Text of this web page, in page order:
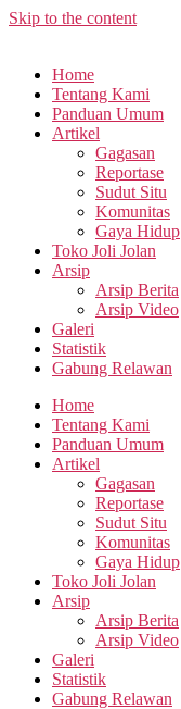
Skip to the content
Home
Tentang Kami
Panduan Umum
Artikel
Gagasan
Reportase
Sudut Situ
Komunitas
Gaya Hidup
Toko Joli Jolan
Arsip
Arsip Berita
Arsip Video
Galeri
Statistik
Gabung Relawan
Home
Tentang Kami
Panduan Umum
Artikel
Gagasan
Reportase
Sudut Situ
Komunitas
Gaya Hidup
Toko Joli Jolan
Arsip
Arsip Berita
Arsip Video
Galeri
Statistik
Gabung Relawan